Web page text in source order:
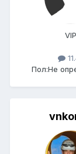
VIP
Пол:Не